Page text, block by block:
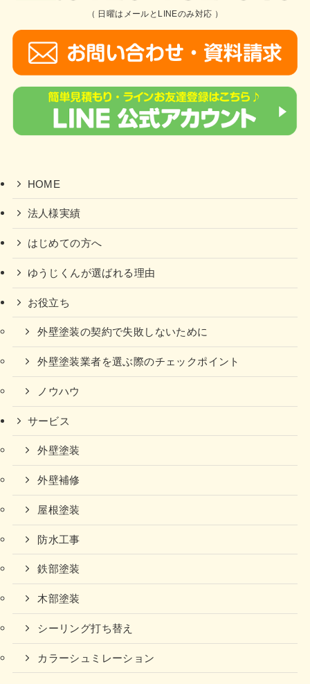
（ 日曜はメールとLINEのみ対応 ）
HOME
法人様実績
はじめての方へ
ゆうじくんが選ばれる理由
お役立ち
外壁塗装の契約で失敗しないために
外壁塗装業者を選ぶ際のチェックポイント
ノウハウ
サービス
外壁塗装
外壁補修
屋根塗装
防水工事
鉄部塗装
木部塗装
シーリング打ち替え
カラーシュミレーション